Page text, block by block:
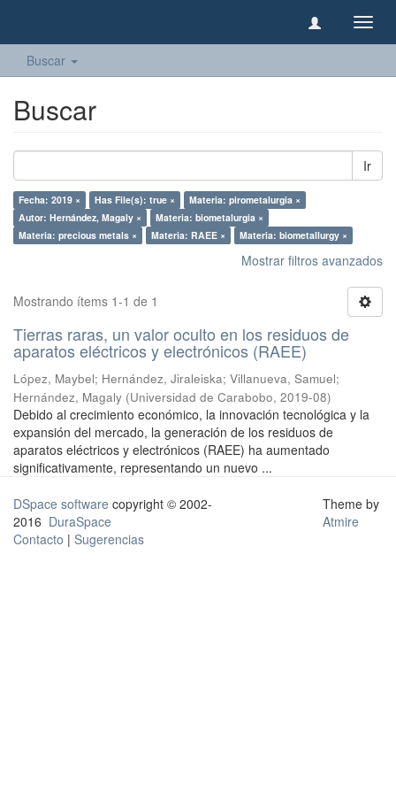
Buscar
Buscar
Ir
Fecha: 2019 × Has File(s): true ×
Materia: pirometalurgia ×
Autor: Hernández, Magaly ×
Materia: biometalurgia ×
Materia: precious metals ×
Materia: RAEE × Materia: biometallurgy ×
Mostrar filtros avanzados
Mostrando ítems 1-1 de 1
Tierras raras, un valor oculto en los residuos de
aparatos eléctricos y electrónicos (RAEE)
López, Maybel; Hernández, Jiraleiska; Villanueva, Samuel;
Hernández, Magaly (Universidad de Carabobo, 2019-08)
Debido al crecimiento económico, la innovación tecnológica y la
expansión del mercado, la generación de los residuos de
aparatos eléctricos y electrónicos (RAEE) ha aumentado
significativamente, representando un nuevo ...
DSpace software copyright © 2002-
2016 DuraSpace
Contacto | Sugerencias
Theme by
Atmire